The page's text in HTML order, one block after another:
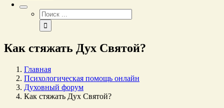
Результат
поиска:
Как стяжать Дух Святой?
Главная
Психологическая помощь онлайн
Духовный форум
Как стяжать Дух Святой?